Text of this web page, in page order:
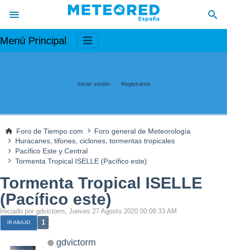
Menú Principal
Iniciar sesión Registrarse
Foro de Tiempo.com
Foro general de Meteorología
Huracanes, tifones, ciclones, tormentas tropicales
Pacífico Este y Central
Tormenta Tropical ISELLE (Pacífico este)
Tormenta Tropical ISELLE
(Pacífico este)
Iniciado por gdvictorm, Jueves 27 Agosto 2020 00:09:33 AM
IR ABAJO 1
gdvictorm